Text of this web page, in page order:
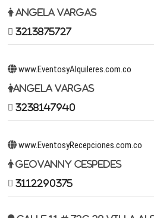
Angela Vargas
3213875727
www.EventosyAlquileres.com.co
Angela Vargas
3238147940
www.EventosyRecepciones.com.co
Geovanny Cespedes
3112290375